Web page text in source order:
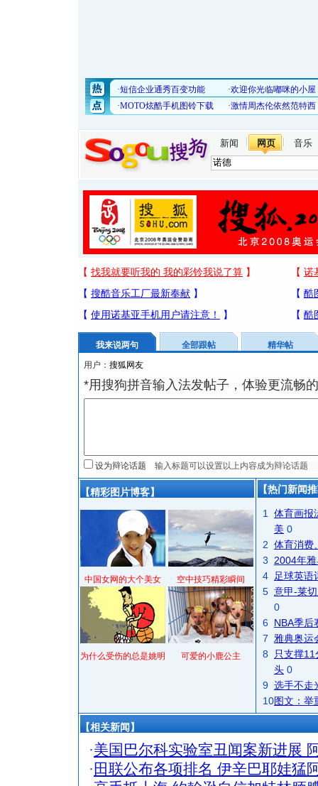
新闻 网页 音乐
我来说两句 全部跟帖
精华帖
用户：
*用搜狗拼音输入法发帖子，体验更流畅
设为辩论话题
【精彩图片博客】
中国女网的大个美女 空中技巧精彩瞬间
为什么受伤的总是姚明 可爱的小鹿公主
【热门新闻
1
体育画报
美 0
2 体育消费
3
2004年
4
足球英语
5 意甲-莱
0
6 NBA季后
7
雅典奥运
8
只支撑
头 0
9 选手不走
10图文：举
【相关新闻】
·美国巴尔科实验室丑闻案新进展
· 田联公布各项排名 伊辛巴耶娃猛